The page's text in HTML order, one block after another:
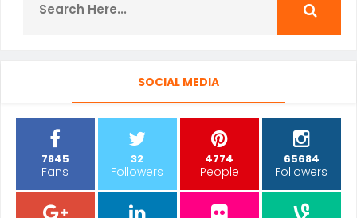
SOCIAL MEDIA
7845
Fans
32
Followers
4774
People
65684
Followers